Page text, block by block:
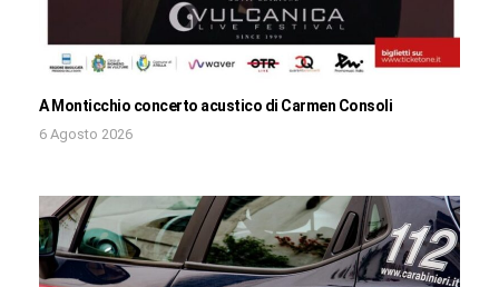
A Monticchio concerto acustico di Carmen Consoli
6 Agosto 2026